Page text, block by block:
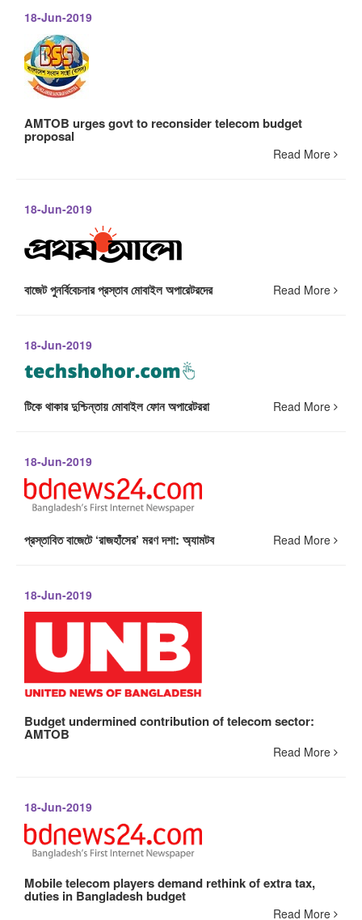
18-Jun-2019
AMTOB urges govt to reconsider telecom budget
proposal
Read More
18-Jun-2019
বাজেট পুনর্বিবেচনার প্রস্তাব মোবাইল অপারেটরদের Read More
18-Jun-2019
টিকে থাকার দুশ্চিন্তায় মোবাইল ফোন অপারেটররা Read More
18-Jun-2019
প্রস্তাবিত বাজেটে ‘রাজহাঁসের’ মরণ দশা: অ্যামটব Read More
18-Jun-2019
Budget undermined contribution of telecom sector:
AMTOB
Read More
18-Jun-2019
Mobile telecom players demand rethink of extra tax,
duties in Bangladesh budget
Read More